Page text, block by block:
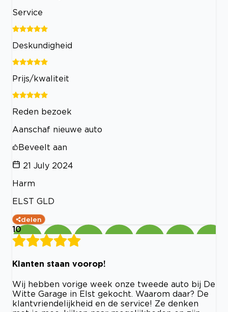
Service
Deskundigheid
Prijs/kwaliteit
Reden bezoek
Aanschaf nieuwe auto
Beveelt aan
21 July 2024
Harm
ELST GLD
delen
10
Klanten staan voorop!
Wij hebben vorige week onze tweede auto bij De
Witte Garage in Elst gekocht. Waarom daar? De
klantvriendelijkheid en de service! Ze denken